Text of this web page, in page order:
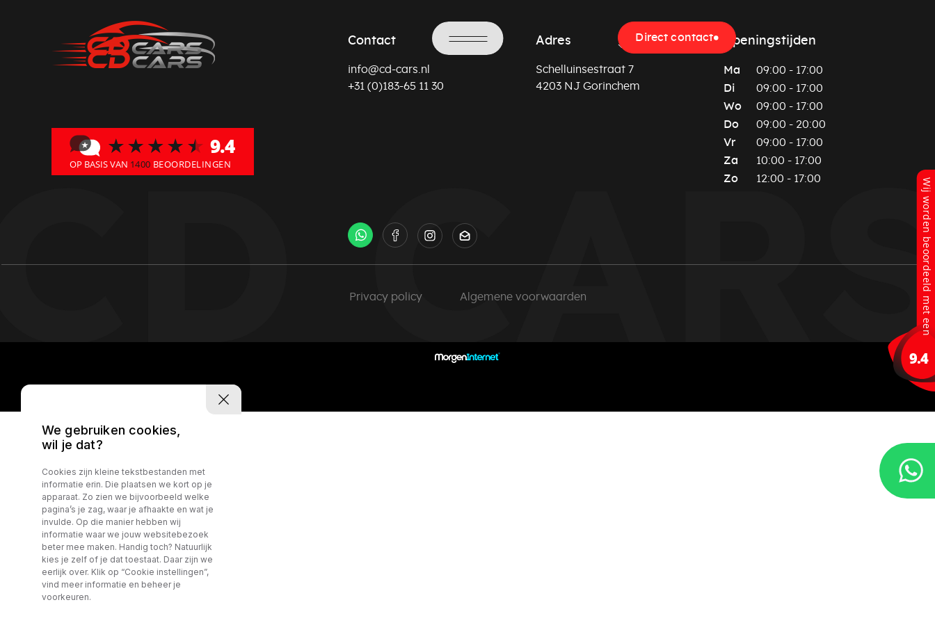
Direct contact
Contact
info@cd-cars.nl
+31 (0)183-65 11 30
Adres
Schelluinsestraat 7
4203 NJ Gorinchem
Openingstijden
Ma
09:00 - 17:00
Di
09:00 - 17:00
Wo
09:00 - 17:00
Do
09:00 - 20:00
Vr
09:00 - 17:00
Za
10:00 - 17:00
Zo
12:00 - 17:00
Privacy policy Algemene voorwaarden
We gebruiken cookies,
wil je dat?
Cookies zijn kleine tekstbestanden met
informatie erin. Die plaatsen we kort op je
apparaat. Zo zien we bijvoorbeeld welke
pagina’s je zag, waar je afhaakte en wat je
invulde. Op die manier hebben wij
informatie waar we jouw websitebezoek
beter mee maken. Handig toch? Natuurlijk
kies je zelf of je dat toestaat. Daar zijn we
eerlijk over. Klik op “Cookie instellingen”,
vind meer informatie en beheer je
voorkeuren.